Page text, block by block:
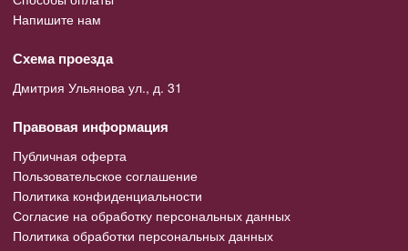
Напишите нам
Схема проезда
Дмитрия Ульянова ул., д. 31
Правовая информация
Публичная оферта
Пользовательское соглашение
Политика конфиденциальности
Согласие на обработку персональных данных
Политика обработки персональных данных